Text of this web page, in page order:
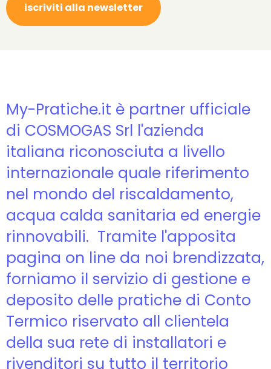
iscriviti alla newsletter
My-Pratiche.it è partner ufficiale
di COSMOGAS Srl l'azienda
italiana riconosciuta a livello
internazionale quale riferimento
nel mondo del riscaldamento,
acqua calda sanitaria ed energie
rinnovabili. Tramite l'apposita
pagina on line da noi brendizzata,
forniamo il servizio di gestione e
deposito delle pratiche di Conto
Termico riservato all clientela
della sua rete di installatori e
rivenditori su tutto il territorio